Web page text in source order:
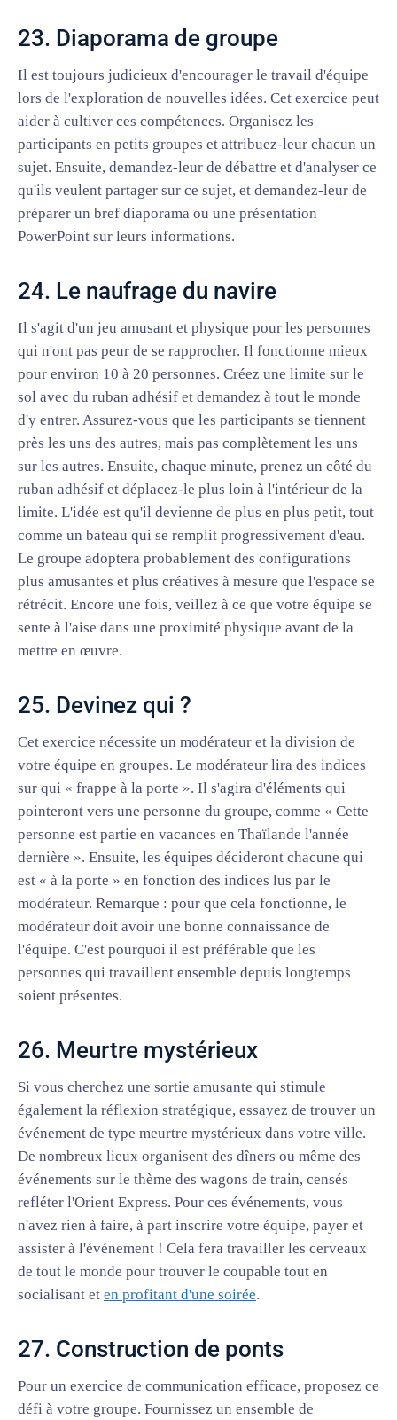
23. Diaporama de groupe
Il est toujours judicieux d'encourager le travail d'équipe
lors de l'exploration de nouvelles idées. Cet exercice peut
aider à cultiver ces compétences. Organisez les
participants en petits groupes et attribuez-leur chacun un
sujet. Ensuite, demandez-leur de débattre et d'analyser ce
qu'ils veulent partager sur ce sujet, et demandez-leur de
préparer un bref diaporama ou une présentation
PowerPoint sur leurs informations.
24. Le naufrage du navire
Il s'agit d'un jeu amusant et physique pour les personnes
qui n'ont pas peur de se rapprocher. Il fonctionne mieux
pour environ 10 à 20 personnes. Créez une limite sur le
sol avec du ruban adhésif et demandez à tout le monde
d'y entrer. Assurez-vous que les participants se tiennent
près les uns des autres, mais pas complètement les uns
sur les autres. Ensuite, chaque minute, prenez un côté du
ruban adhésif et déplacez-le plus loin à l'intérieur de la
limite. L'idée est qu'il devienne de plus en plus petit, tout
comme un bateau qui se remplit progressivement d'eau.
Le groupe adoptera probablement des configurations
plus amusantes et plus créatives à mesure que l'espace se
rétrécit. Encore une fois, veillez à ce que votre équipe se
sente à l'aise dans une proximité physique avant de la
mettre en œuvre.
25. Devinez qui ?
Cet exercice nécessite un modérateur et la division de
votre équipe en groupes. Le modérateur lira des indices
sur qui « frappe à la porte ». Il s'agira d'éléments qui
pointeront vers une personne du groupe, comme « Cette
personne est partie en vacances en Thaïlande l'année
dernière ». Ensuite, les équipes décideront chacune qui
est « à la porte » en fonction des indices lus par le
modérateur. Remarque : pour que cela fonctionne, le
modérateur doit avoir une bonne connaissance de
l'équipe. C'est pourquoi il est préférable que les
personnes qui travaillent ensemble depuis longtemps
soient présentes.
26. Meurtre mystérieux
Si vous cherchez une sortie amusante qui stimule
également la réflexion stratégique, essayez de trouver un
événement de type meurtre mystérieux dans votre ville.
De nombreux lieux organisent des dîners ou même des
événements sur le thème des wagons de train, censés
refléter l'Orient Express. Pour ces événements, vous
n'avez rien à faire, à part inscrire votre équipe, payer et
assister à l'événement ! Cela fera travailler les cerveaux
de tout le monde pour trouver le coupable tout en
socialisant et en profitant d'une soirée.
27. Construction de ponts
Pour un exercice de communication efficace, proposez ce
défi à votre groupe. Fournissez un ensemble de